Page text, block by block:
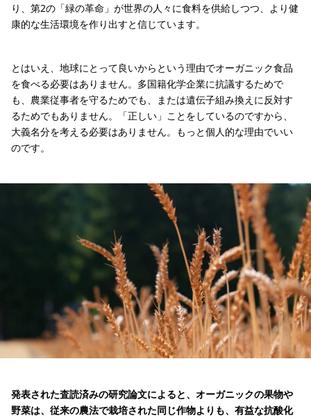
り、第2の「緑の革命」が世界の人々に食料を供給しつつ、より健
康的な生活環境を作り出すと信じています。
とはいえ、地球にとって良いからという理由でオーガニック食品
を食べる必要はありません。多国籍化学企業に抗議するためで
も、農業従事者を守るためでも、または遺伝子組み換えに反対す
るためでもありません。「正しい」ことをしているのですから、
大義名分を考える必要はありません。もっと個人的な理由でいい
のです。
発表された査読済みの研究論文によると、オーガニックの果物や
野菜は、従来の農法で栽培された同じ作物よりも、有益な抗酸化